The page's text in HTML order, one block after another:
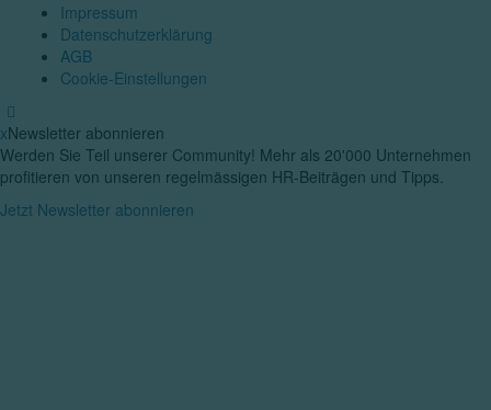
Impressum
Datenschutzerklärung
AGB
Cookie-Einstellungen
xNewsletter abonnieren
Werden Sie Teil unserer Community! Mehr als 20'000 Unternehmen
profitieren von unseren regelmässigen HR-Beiträgen und Tipps.​
Jetzt Newsletter abonnieren​